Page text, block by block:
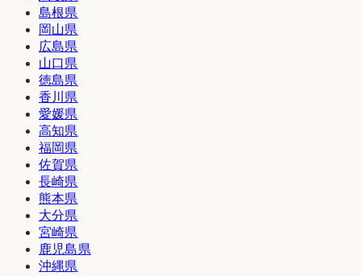
島根県
岡山県
広島県
山口県
徳島県
香川県
愛媛県
高知県
福岡県
佐賀県
長崎県
熊本県
大分県
宮崎県
鹿児島県
沖縄県